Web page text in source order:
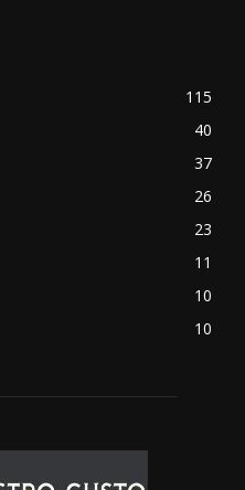
115
40
37
26
23
11
10
10